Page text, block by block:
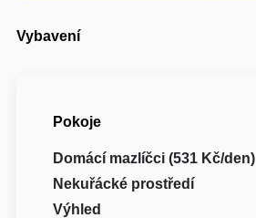
Vybavení
Pokoje
Domácí mazlíčci (531 Kč/den)
Nekuřácké prostředí
Výhled